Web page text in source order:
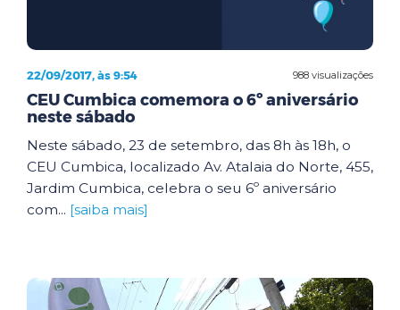
988 visualizações
22/09/2017, às 9:54
CEU Cumbica comemora o 6º aniversário
neste sábado
Neste sábado, 23 de setembro, das 8h às 18h, o
CEU Cumbica, localizado Av. Atalaia do Norte, 455,
Jardim Cumbica, celebra o seu 6º aniversário
com... [saiba mais]